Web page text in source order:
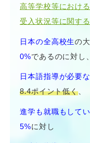
高等学校等におけ
受入状況等に関す
日本の全高校生の
0%であるのに対し、
日本語指導が必要
8.4ポイント低く
進学も就職もして
5%に対し